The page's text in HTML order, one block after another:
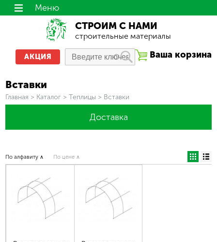
СТРОИМ С НАМИ
строительные материалы
Ваша корзина
АКЦИЯ
Меню
Вставки
Вы здесь
Главная > Каталог > Теплицы > Вставки
Доставка
По алфавиту ∧ По цене ∧